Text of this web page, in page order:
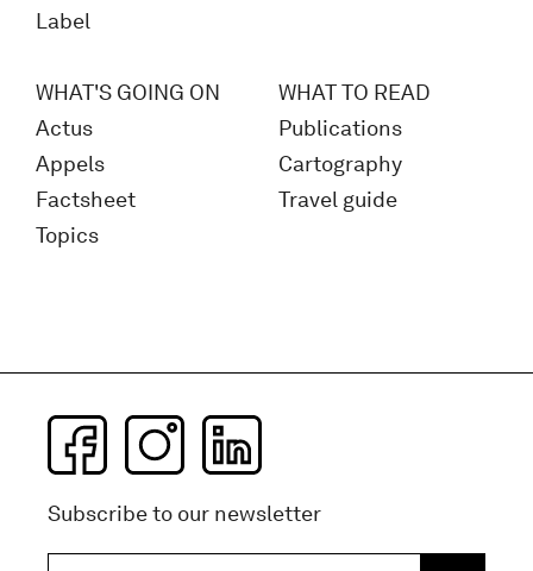
Label
WHAT'S GOING ON
Actus
Appels
Factsheet
Topics
WHAT TO READ
Publications
Cartography
Travel guide
Subscribe to our newsletter